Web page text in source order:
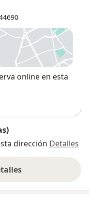
en una nueva
online en esta
dirección Detalles
dirección